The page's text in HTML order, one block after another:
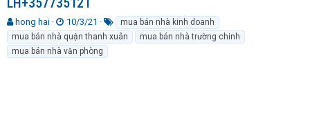
T
h
r
e
hong hai
N
g
à
y
10/3/21
ừ
k
mua bán nhà kinh doanh
mua bán nhà quận thanh xuân
mua bán nhà trường chinh
mua bán nhà văn phòng